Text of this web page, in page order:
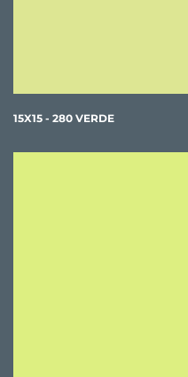
15X15 - 280 VERDE